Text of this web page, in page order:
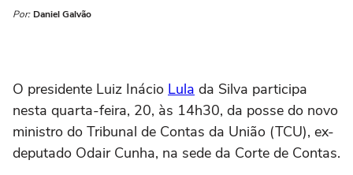
Por: Daniel Galvão
O presidente Luiz Inácio Lula da Silva participa
nesta quarta-feira, 20, às 14h30, da posse do novo
ministro do Tribunal de Contas da União (TCU), ex-
deputado Odair Cunha, na sede da Corte de Contas.